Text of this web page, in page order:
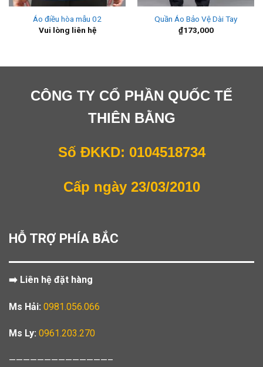
Áo điều hòa mẫu 02
Vui lòng liên hệ
Quần Áo Bảo Vệ Dài Tay
₫173,000
CÔNG TY CỔ PHẦN QUỐC TẾ
THIÊN BẰNG
Số ĐKKD: 0104518734
Cấp ngày 23/03/2010
HỖ TRỢ PHÍA BẮC
➡️ Liên hệ đặt hàng
Ms Hải: 0981.056.066
Ms Ly: 0961.203.270
——————————————–